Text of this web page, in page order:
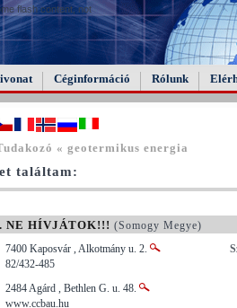
flash content, not
Céginformáció Rólunk
« geotermikus energia
találtam:
NE HÍVJÁTOK!!! (Somogy Megye)
7400 Kaposvár , Alkotmány u. 2.
82/432-485
2484 Agárd , Bethlen G. u. 48.
www.ccbau.hu